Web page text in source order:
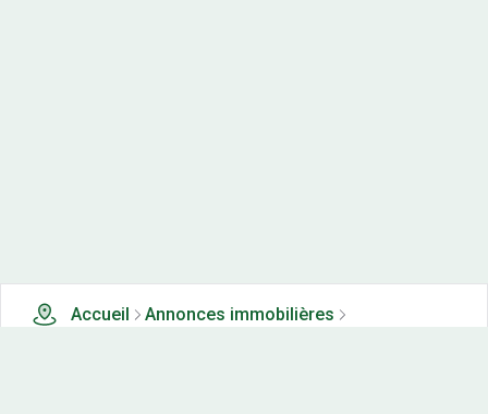
Accueil
Annonces immobilières